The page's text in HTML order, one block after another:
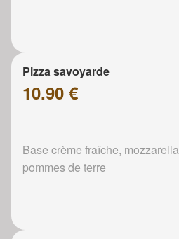
Pizza savoyarde
10.90 €
Base crème fraîche,
pommes de terre